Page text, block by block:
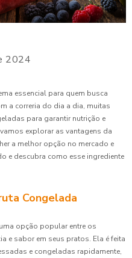
2024
essencial para quem busca
a correria do dia a dia, muitas
para garantir nutrição e
explorar as vantagens da
a melhor opção no mercado e
e descubra como esse ingrediente
Congelada
opção popular entre os
e sabor em seus pratos. Ela é feita
e congeladas rapidamente,